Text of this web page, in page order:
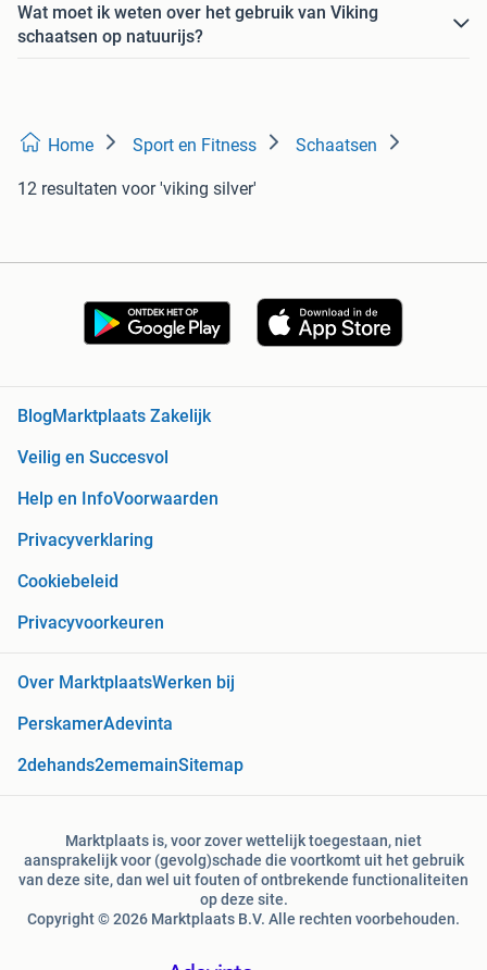
Wat moet ik weten over het gebruik van Viking
schaatsen op natuurijs?
Home Sport en Fitness Schaatsen
12 resultaten voor 'viking silver'
BlogMarktplaats Zakelijk
Veilig en Succesvol
Help en InfoVoorwaarden
Privacyverklaring
Cookiebeleid
Privacyvoorkeuren
Over MarktplaatsWerken bij
PerskamerAdevinta
2dehands2ememainSitemap
Marktplaats is, voor zover wettelijk toegestaan, niet
aansprakelijk voor (gevolg)schade die voortkomt uit het gebruik
van deze site, dan wel uit fouten of ontbrekende functionaliteiten
op deze site.
Copyright © 2026 Marktplaats B.V. Alle rechten voorbehouden.